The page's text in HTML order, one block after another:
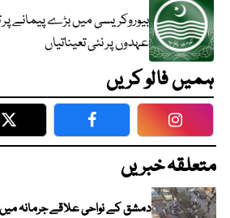
بیوروکریسی میں بڑے پیمانے پر
عہدوں پر نئی تعیناتیاں
ہمیں فالو کریں
Twitter Facebook
متعلقہ خبریں